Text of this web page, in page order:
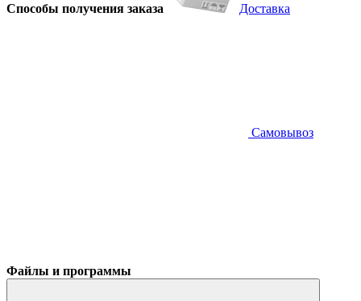
Способы получения заказа Доставка
Самовывоз
Файлы и программы